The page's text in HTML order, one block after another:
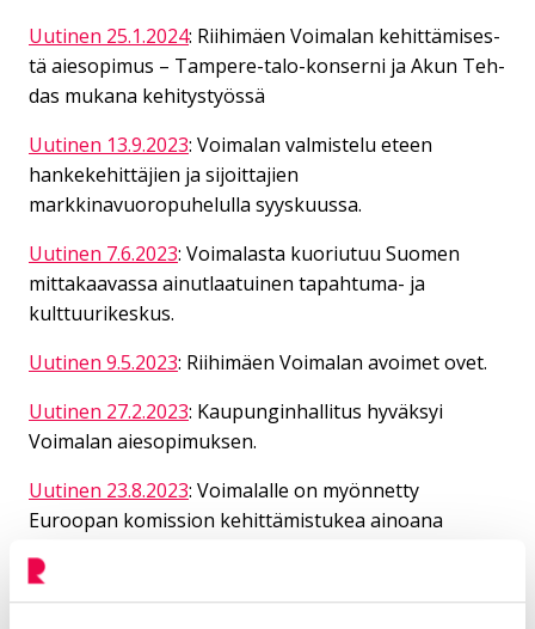
Uutinen 25.1.2024: Rii­hi­mäen Voi­ma­lan ke­hit­tä­mi­ses­
tä ai­e­so­pi­mus – Tam­pe­re-talo-kon­ser­ni ja Akun Teh­
das mu­ka­na ke­hi­tys­työs­sä
Uutinen 13.9.2023: Voimalan valmistelu eteen
hankekehittäjien ja sijoittajien
markkinavuoropuhelulla syyskuussa.
Uutinen 7.6.2023: Voimalasta kuoriutuu Suomen
mittakaavassa ainutlaatuinen tapahtuma- ja
kulttuurikeskus.
Uutinen 9.5.2023: Riihimäen Voimalan avoimet ovet.
Uutinen 27.2.2023: Kaupunginhallitus hyväksyi
Voimalan aiesopimuksen.
Uutinen 23.8.2023: Voimalalle on myönnetty
Euroopan komission kehittämistukea ainoana
hankkeena Suomessa.